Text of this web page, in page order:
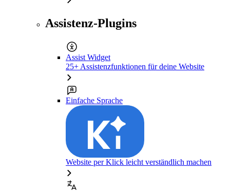
Assistenz-Plugins
Assist Widget
25+ Assistenzfunktionen für deine Website
Einfache Sprache
Website per Klick leicht verständlich machen